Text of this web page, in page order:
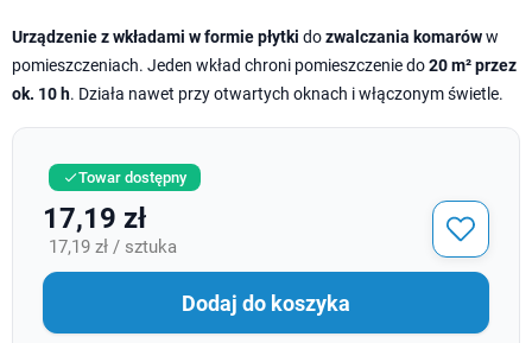
Urządzenie z wkładami w formie płytki dozwalczania komaróww
pomieszczeniach. Jeden wkład chroni pomieszczenie do20 m² przez
ok. 10 h. Działa nawet przy otwartych oknach i włączonym świetle.
Towar dostępny
17,19 zł
17,19 zł / sztuka
Dodaj do koszyka